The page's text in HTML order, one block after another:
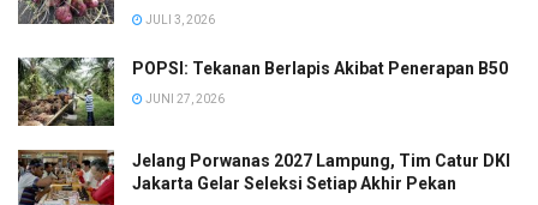
JULI 3, 2026
POPSI: Tekanan Berlapis Akibat Penerapan B50
JUNI 27, 2026
Jelang Porwanas 2027 Lampung, Tim Catur DKI
Jakarta Gelar Seleksi Setiap Akhir Pekan